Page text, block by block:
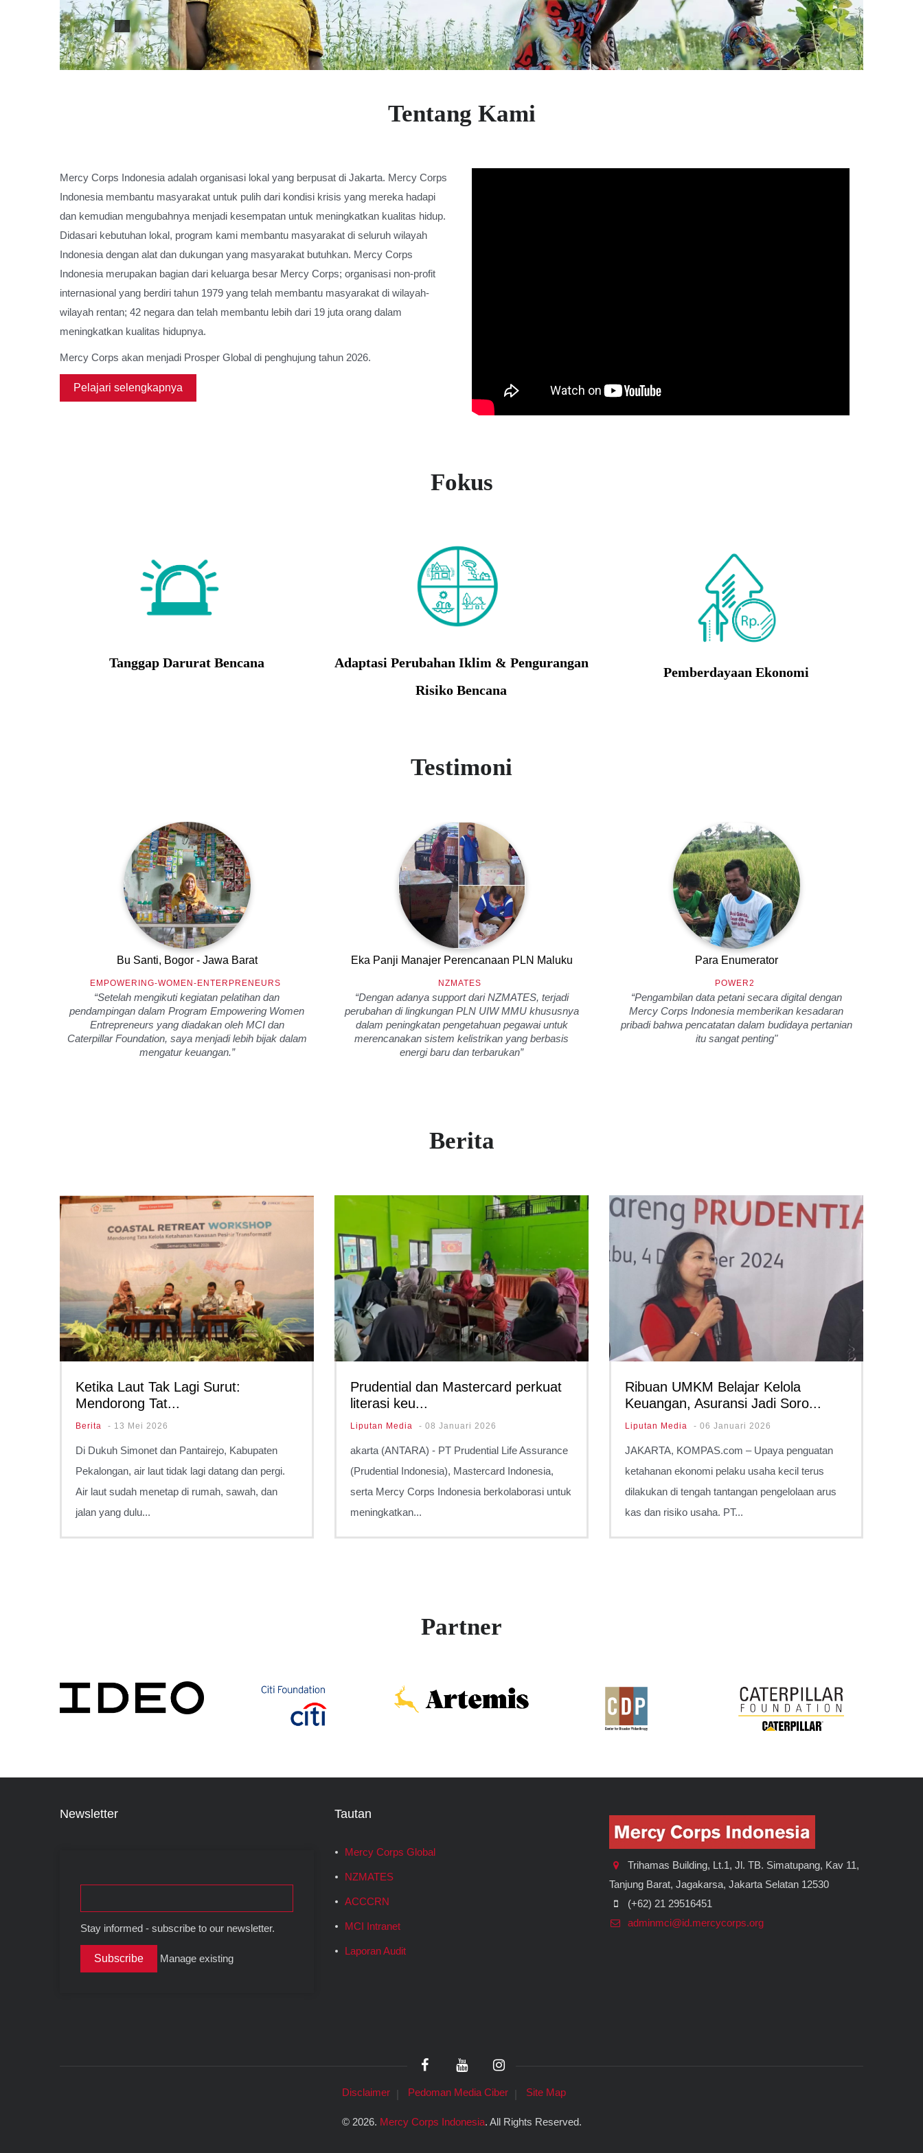
Tentang Kami
Mercy Corps Indonesia adalah organisasi lokal yang berpusat di Jakarta. Mercy Corps
Indonesia membantu masyarakat untuk pulih dari kondisi krisis yang mereka hadapi
dan kemudian mengubahnya menjadi kesempatan untuk meningkatkan kualitas hidup.
Didasari kebutuhan lokal, program kami membantu masyarakat di seluruh wilayah
Indonesia dengan alat dan dukungan yang masyarakat butuhkan. Mercy Corps
Indonesia merupakan bagian dari keluarga besar Mercy Corps; organisasi non-profit
internasional yang berdiri tahun 1979 yang telah membantu masyarakat di wilayah-
wilayah rentan; 42 negara dan telah membantu lebih dari 19 juta orang dalam
meningkatkan kualitas hidupnya.
Mercy Corps akan menjadi Prosper Global di penghujung tahun 2026.
Pelajari selengkapnya
Fokus
Tanggap Darurat Bencana
Adaptasi Perubahan Iklim & Pengurangan
Risiko Bencana
Pemberdayaan Ekonomi
Testimoni
Bu Santi, Bogor - Jawa Barat
EMPOWERING-WOMEN-ENTERPRENEURS
“Setelah mengikuti kegiatan pelatihan dan
pendampingan dalam Program Empowering Women
Entrepreneurs yang diadakan oleh MCI dan
Caterpillar Foundation, saya menjadi lebih bijak dalam
mengatur keuangan.”
Eka Panji Manajer Perencanaan PLN Maluku
NZMATES
“Dengan adanya support dari NZMATES, terjadi
perubahan di lingkungan PLN UIW MMU khususnya
dalam peningkatan pengetahuan pegawai untuk
merencanakan sistem kelistrikan yang berbasis
energi baru dan terbarukan”
Para Enumerator
POWER2
“Pengambilan data petani secara digital dengan
Mercy Corps Indonesia memberikan kesadaran
pribadi bahwa pencatatan dalam budidaya pertanian
itu sangat penting"
Berita
Ketika Laut Tak Lagi Surut:
Mendorong Tat...
Berita - 13 Mei 2026
Di Dukuh Simonet dan Pantairejo, Kabupaten
Pekalongan, air laut tidak lagi datang dan pergi.
Air laut sudah menetap di rumah, sawah, dan
jalan yang dulu...
Prudential dan Mastercard perkuat
literasi keu...
Liputan Media - 08 Januari 2026
akarta (ANTARA) - PT Prudential Life Assurance
(Prudential Indonesia), Mastercard Indonesia,
serta Mercy Corps Indonesia berkolaborasi untuk
meningkatkan...
Ribuan UMKM Belajar Kelola
Keuangan, Asuransi Jadi Soro...
Liputan Media - 06 Januari 2026
JAKARTA, KOMPAS.com – Upaya penguatan
ketahanan ekonomi pelaku usaha kecil terus
dilakukan di tengah tantangan pengelolaan arus
kas dan risiko usaha. PT...
Partner
Newsletter
Stay informed - subscribe to our newsletter.
Manage existing
Tautan
Mercy Corps Global
NZMATES
ACCCRN
MCI Intranet
Laporan Audit
Trihamas Building, Lt.1, Jl. TB. Simatupang, Kav 11,
Tanjung Barat, Jagakarsa, Jakarta Selatan 12530
(+62) 21 29516451
adminmci@id.mercycorps.org
Disclaimer Pedoman Media Ciber Site Map
© 2026. Mercy Corps Indonesia. All Rights Reserved.